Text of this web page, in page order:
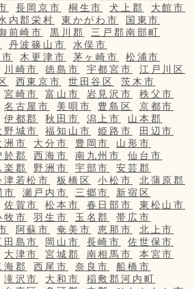
長岡京市 桐生市 犬上郡
大館市
内郡栄村 東かがわ市
国東市
前崎市 黒川郡
三戸郡南部町
丹波篠山市
水俣市
木更津市 茅ヶ崎市
松浦市
川崎市 徳島市 宇都宮市
江戸川区
西東京市 世田谷区
茨木市
宮崎市 富山市 岩見沢市
秩父市
名古屋市 美唄市 豊島区
京都市
伊都郡 秋田市 潟上市
山本郡
野城市 福知山市 姫路市
田辺市
洲市 大分市 豊岡市
山形市
於郡 西海市 南九州市
仙台市
楽郡 野洲市 宇部市
安芸郡
津若松市 板橋区 小松市
北蒲原郡
市 瀬戸内市 三郷市
新宿区
佐賀市 松本市 春日部市
東松山市
牧市 羽生市 玉名郡
帯広市
阿蘇市 奄美市 恵那市
北上市
田島市 岡山市 長崎市
佐世保市
大津市 宮城郡 南相馬市
本宮市
海郡 西尾市 奈良市
船橋市
滝沢市 大和市
稲敷郡河内町